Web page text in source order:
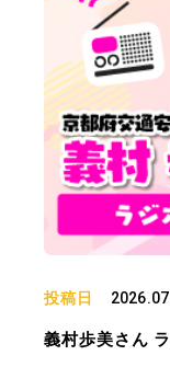
投稿日
義村歩美さん